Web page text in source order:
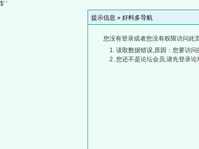
$' '
提示信息 » 好料多导航
您没有登录或者您没有权限访问此
读取数据错误,原因：您要访
您还不是论坛会员,请先登录论